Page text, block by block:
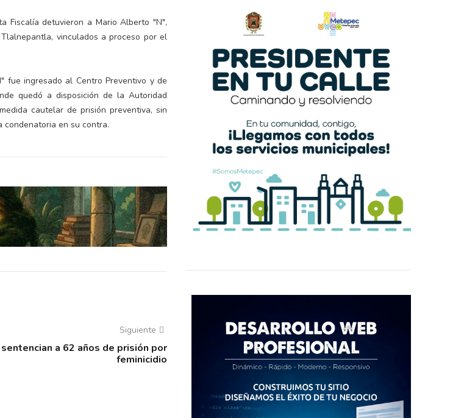
Fiscalía detuvieron a Mario Alberto "N",
vinculados a proceso por el
fue ingresado al Centro Preventivo y de
quedó a disposición de la Autoridad
cautelar de prisión preventiva, sin
condenatoria en su contra.
Siguiente
a 62 años de prisión por
feminicidio